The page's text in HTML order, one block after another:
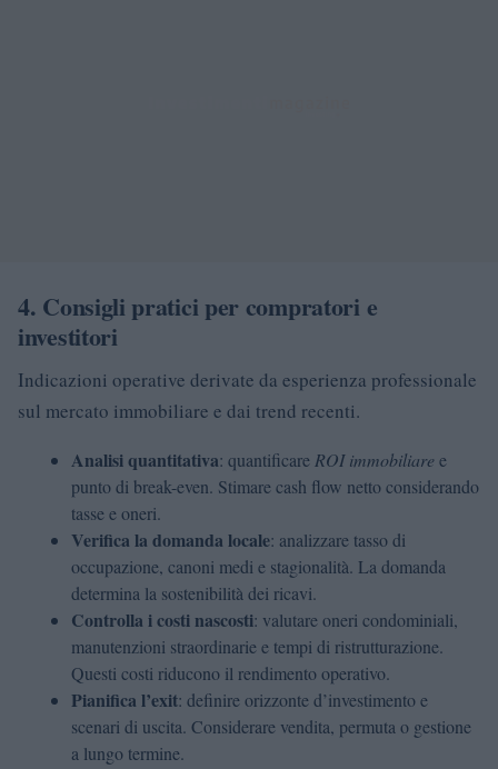
4. Consigli pratici per compratori e
investitori
Indicazioni operative derivate da esperienza professionale
sul mercato immobiliare e dai trend recenti.
Analisi quantitativa: quantificare ROI immobiliaree
punto di break-even. Stimare cash flow netto considerando
tasse e oneri.
Verifica la domanda locale: analizzare tasso di
occupazione, canoni medi e stagionalità. La domanda
determina la sostenibilità dei ricavi.
Controlla i costi nascosti: valutare oneri condominiali,
manutenzioni straordinarie e tempi di ristrutturazione.
Questi costi riducono il rendimento operativo.
Pianifica l’exit: definire orizzonte d’investimento e
scenari di uscita. Considerare vendita, permuta o gestione
a lungo termine.